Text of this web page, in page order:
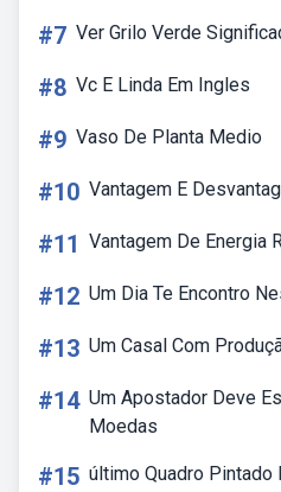
#7 Ver Grilo Verde
#8 Vc E Linda Em Ingles
#9 Vaso De Planta Medio
#10 Vantagem E
#11 Vantagem De Energia
#12 Um Dia Te Encontro
#13 Um Casal Com
#14 Um Apostador Deve
Moedas
#15 último Quadro Pintado